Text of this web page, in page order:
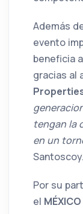
Además
evento
beneficia
gracias al
tengan la
en un
Santoscoy.
Por su
el